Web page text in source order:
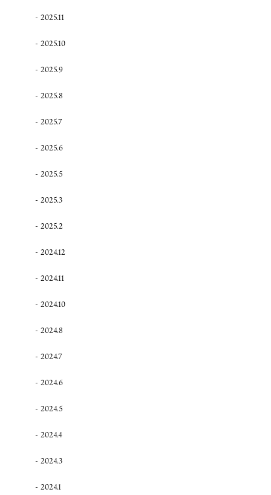
2025.11
2025.10
2025.9
2025.8
2025.7
2025.6
2025.5
2025.3
2025.2
2024.12
2024.11
2024.10
2024.8
2024.7
2024.6
2024.5
2024.4
2024.3
2024.1